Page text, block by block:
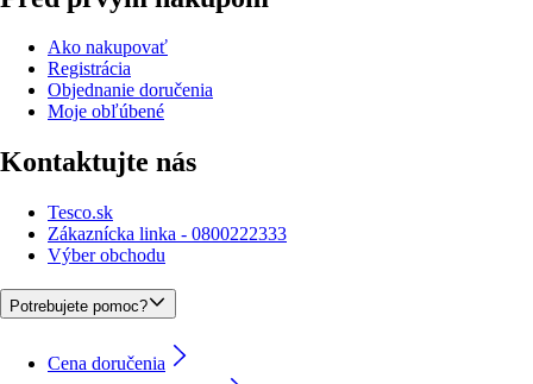
Ako nakupovať
Registrácia
Objednanie doručenia
Moje obľúbené
Kontaktujte nás
Tesco.sk
Zákaznícka linka - 0800222333
Výber obchodu
Potrebujete pomoc?
Cena doručenia